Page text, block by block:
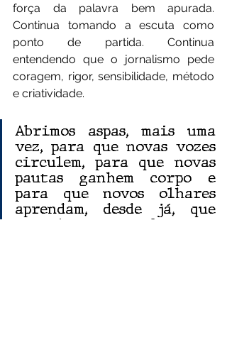
força da palavra bem apurada.
Continua tomando a escuta como
ponto de partida. Continua
entendendo que o jornalismo pede
coragem, rigor, sensibilidade, método
e criatividade.
Abrimos aspas, mais uma
vez, para que novas vozes
circulem, para que novas
pautas ganhem corpo e
para que novos olhares
aprendam, desde já, que
jornalismo se faz com